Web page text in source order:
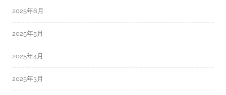
2025年6月
2025年5月
2025年4月
2025年3月